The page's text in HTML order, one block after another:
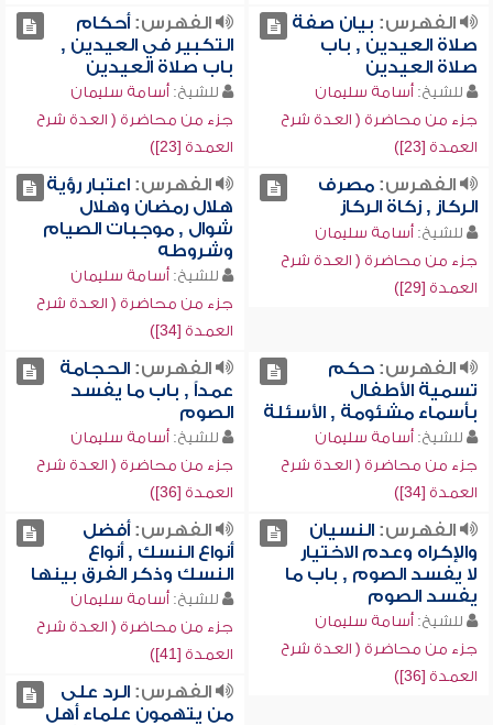
الفهرس: بيان صفة
صلاة العيدين , باب
صلاة العيدين
للشيخ: أسامة سليمان
جزء من محاضرة ( العدة شرح
العمدة [23])
الفهرس:أحكام
التكبير في العيدين ,
باب صلاة العيدين
للشيخ: أسامة سليمان
جزء من محاضرة ( العدة شرح
العمدة [23])
الفهرس:مصرف
الركاز , زكاة الركاز
للشيخ: أسامة سليمان
جزء من محاضرة ( العدة شرح
العمدة [29])
الفهرس:اعتبار رؤية
هلال رمضان وهلال
شوال , موجبات الصيام
وشروطه
للشيخ: أسامة سليمان
جزء من محاضرة ( العدة شرح
العمدة [34])
الفهرس:حكم
تسمية الأطفال
بأسماء مشئومة , الأسئلة
للشيخ: أسامة سليمان
جزء من محاضرة ( العدة شرح
العمدة [34])
الفهرس:الحجامة
عمداً , باب ما يفسد
الصوم
للشيخ: أسامة سليمان
جزء من محاضرة ( العدة شرح
العمدة [36])
الفهرس:النسيان
والإكراه وعدم الاختيار
لا يفسد الصوم , باب ما
يفسد الصوم
للشيخ: أسامة سليمان
جزء من محاضرة ( العدة شرح
العمدة [36])
الفهرس:أفضل
أنواع النسك , أنواع
النسك وذكر الفرق بينها
للشيخ: أسامة سليمان
جزء من محاضرة ( العدة شرح
العمدة [41])
الفهرس:الرد على
من يتهمون علماء أهل